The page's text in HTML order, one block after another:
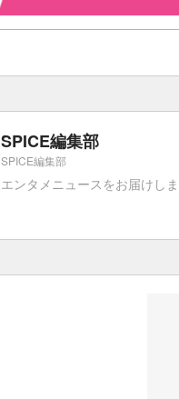
SPICE編集部
SPICE編集部
エンタメニュースをお届けしま